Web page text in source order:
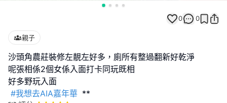
0 0
親子
沙頭角農莊裝修左靚左好多，廁所有整過翻新好乾淨
呢張相係2個女係入面打卡同玩既相
好多野玩入面
#我想去AIA嘉年華 **